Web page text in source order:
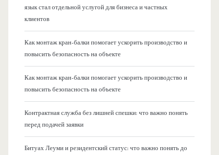
язык стал отдельной услугой для бизнеса и частных
клиентов
Как монтаж кран-балки помогает ускорить производство и
повысить безопасность на объекте
Как монтаж кран-балки помогает ускорить производство и
повысить безопасность на объекте
Контрактная служба без лишней спешки: что важно понять
перед подачей заявки
Битуах Леуми и резидентский статус: что важно понять до